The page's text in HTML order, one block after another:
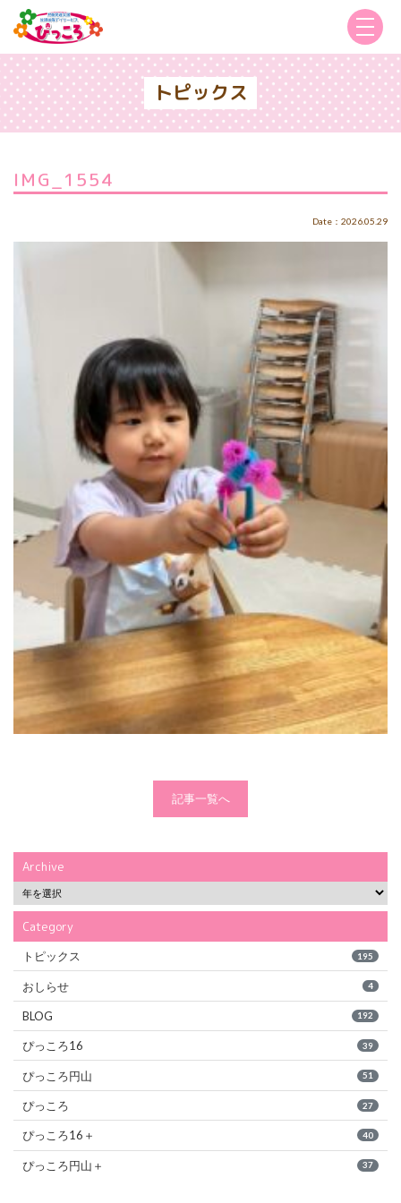
トピックス
IMG_1554
Date：2026.05.29
記事一覧へ
Archive
Category
トピックス 195
おしらせ 4
BLOG 192
ぴっころ16 39
ぴっころ円山 51
ぴっころ 27
ぴっころ16＋ 40
ぴっころ円山＋ 37